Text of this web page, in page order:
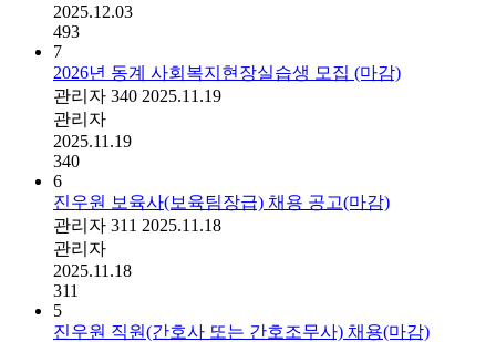
2025.12.03
493
7
2026년 동계 사회복지현장실습생 모집 (마감)
관리자 340 2025.11.19
관리자
2025.11.19
340
6
진우원 보육사(보육팀장급) 채용 공고(마감)
관리자 311 2025.11.18
관리자
2025.11.18
311
5
진우원 직원(간호사 또는 간호조무사) 채용(마감)